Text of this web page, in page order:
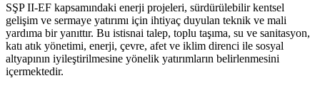
SŞP II-EF kapsamındaki enerji projeleri, sürdürülebilir kentsel
gelişim ve sermaye yatırımı için ihtiyaç duyulan teknik ve mali
yardıma bir yanıttır. Bu istisnai talep, toplu taşıma, su ve sanitasyon,
katı atık yönetimi, enerji, çevre, afet ve iklim direnci ile sosyal
altyapının iyileştirilmesine yönelik yatırımların belirlenmesini
içermektedir.